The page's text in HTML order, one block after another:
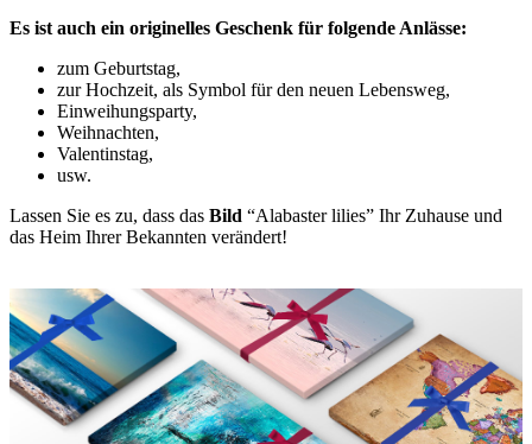
Es ist auch ein originelles Geschenk für folgende Anlässe:
zum Geburtstag,
zur Hochzeit, als Symbol für den neuen Lebensweg,
Einweihungsparty,
Weihnachten,
Valentinstag,
usw.
Lassen Sie es zu, dass das Bild “Alabaster lilies” Ihr Zuhause und
das Heim Ihrer Bekannten verändert!